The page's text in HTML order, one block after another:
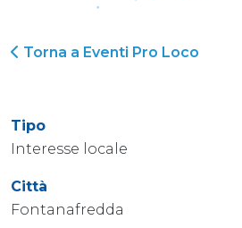
Torna a Eventi Pro Loco
Tipo
Interesse locale
Città
Fontanafredda